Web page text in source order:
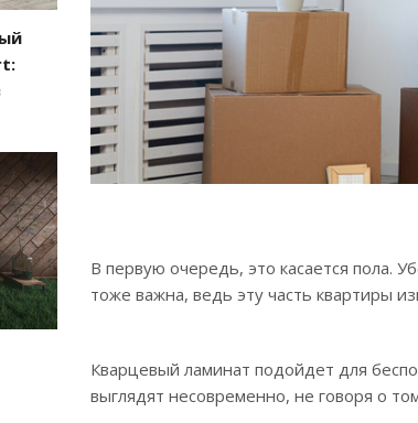
В первую очередь, это касается пола.
тоже важна, ведь эту часть квартиры
Кварцевый ламинат подойдет для
выглядят несовременно, не говоря о